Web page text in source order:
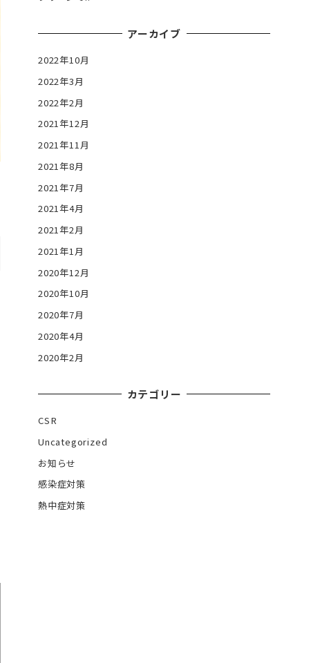
アーカイブ
2022年10月
2022年3月
2022年2月
2021年12月
2021年11月
2021年8月
2021年7月
2021年4月
2021年2月
2021年1月
2020年12月
2020年10月
2020年7月
2020年4月
2020年2月
カテゴリー
CSR
Uncategorized
お知らせ
感染症対策
熱中症対策